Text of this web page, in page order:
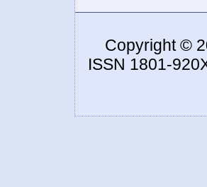
Copyright ©
ISSN 1801-